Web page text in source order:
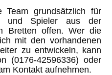
Team grundsätzlich für
und Spieler aus der
Bretten offen. Wer die
mit den vorhandenen
zu entwickeln, kann
(0176-42596336) oder
Kontakt aufnehmen.